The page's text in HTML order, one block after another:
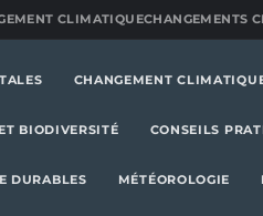
CLIMATIQUECHANGEMENTS
CHANGEMENT
BIODIVERSITÉ CONSEILS
DURABLES MÉTÉOROLOGIE